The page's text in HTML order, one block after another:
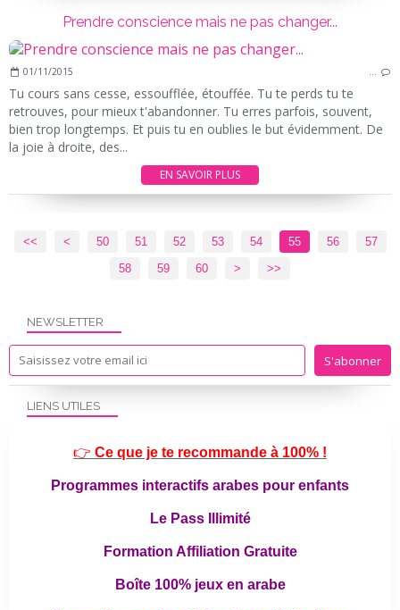
Prendre conscience mais ne pas changer...
01/11/2015 …
Tu cours sans cesse, essoufflée, étouffée. Tu te perds tu te
retrouves, pour mieux t'abandonner. Tu erres parfois, souvent,
bien trop longtemps. Et puis tu en oublies le but évidemment. De
la joie à droite, des...
EN SAVOIR PLUS
<< < 10
20
30
40
50 51 52 53 54 55 56
57
58
59 60 70
80
> >>
NEWSLETTER
LIENS UTILES
👉 Ce que je te recommande à 100% !
Programmes interactifs arabes pour enfants
Le Pass Illimité
Formation Affiliation Gratuite
Boîte 100% jeux en arabe